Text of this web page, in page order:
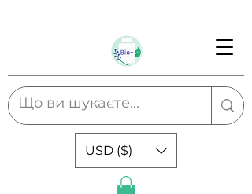
USD ($)